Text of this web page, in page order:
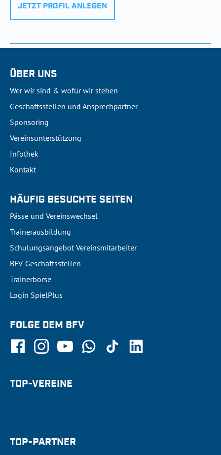
JETZT PROFIL ANLEGEN
ÜBER UNS
Wer wir sind & wofür wir stehen
Geschäftsstellen und Ansprechpartner
Sponsoring
Vereinsunterstützung
Infothek
Kontakt
HÄUFIG BESUCHTE SEITEN
Pässe und Vereinswechsel
Trainerausbildung
Schulungsangebot Vereinsmitarbeiter
BFV-Geschäftsstellen
Trainerbörse
Login SpielPlus
FOLGE DEM BFV
TOP-VEREINE
TOP-PARTNER